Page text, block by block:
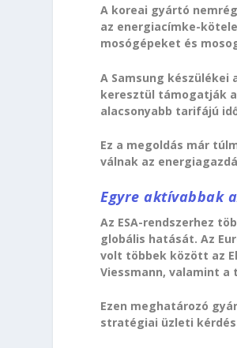
A koreai gyártó
az energiacímke-
mosógépeket és
A Samsung
keresztül támogatják
alacsonyabb tarifájú
Ez a megoldás már
válnak az
Egyre aktívabbak
Az ESA-rendszerhez
globális hatását. Az
volt többek között az
Viessmann, valamint a
Ezen meghatározó
stratégiai üzleti